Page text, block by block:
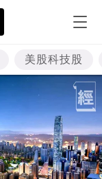
美股科技股